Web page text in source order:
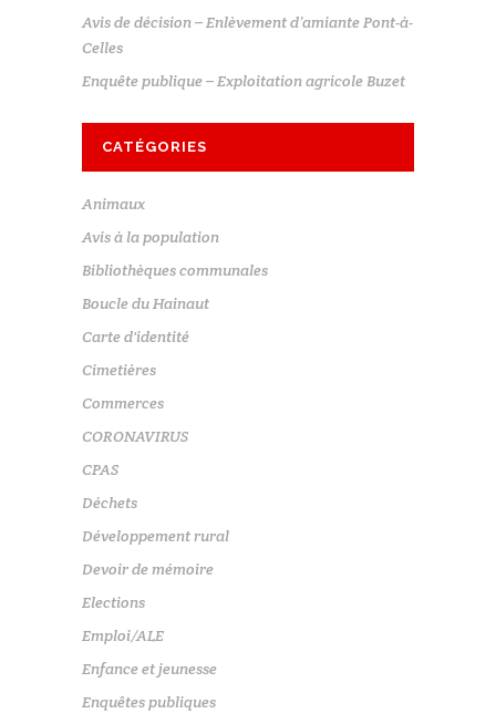
Avis de décision – Enlèvement d’amiante Pont-à-
Celles
Enquête publique – Exploitation agricole Buzet
CATÉGORIES
Animaux
Avis à la population
Bibliothèques communales
Boucle du Hainaut
Carte d'identité
Cimetières
Commerces
CORONAVIRUS
CPAS
Déchets
Développement rural
Devoir de mémoire
Elections
Emploi/ALE
Enfance et jeunesse
Enquêtes publiques